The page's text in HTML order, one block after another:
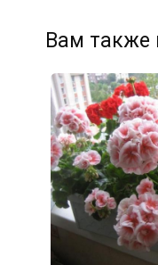
Вам также